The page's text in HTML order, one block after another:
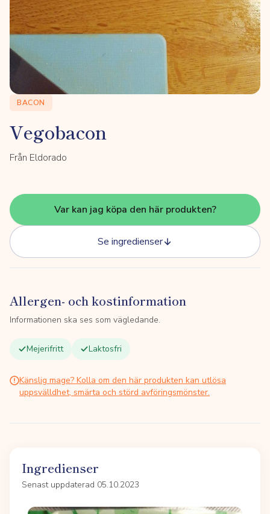
BACON
Vegobacon
Från Eldorado
Var kan jag köpa den här produkten?
Se ingredienser
Allergen- och kostinformation
Informationen ska ses som vägledande.
Mejerifritt Laktosfri
Känslig mage? Kolla om den här produkten kan utlösa
uppsvälldhet, smärta och störd avföringsmönster.
Ingredienser
Senast uppdaterad 05.10.2023